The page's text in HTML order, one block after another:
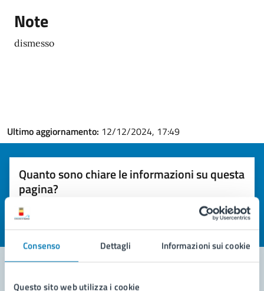
Consenso Dettagli Informazioni sui cookie
Questo sito web utilizza i cookie
Note
dismesso
Ultimo aggiornamento: 12/12/2024, 17:49
Quanto sono chiare le informazioni su questa
pagina?
Valuta la chiarezza delle informazioni (da 1 a 5 stelle)
Seleziona il numero di stelle per valutare la chiarezza delle